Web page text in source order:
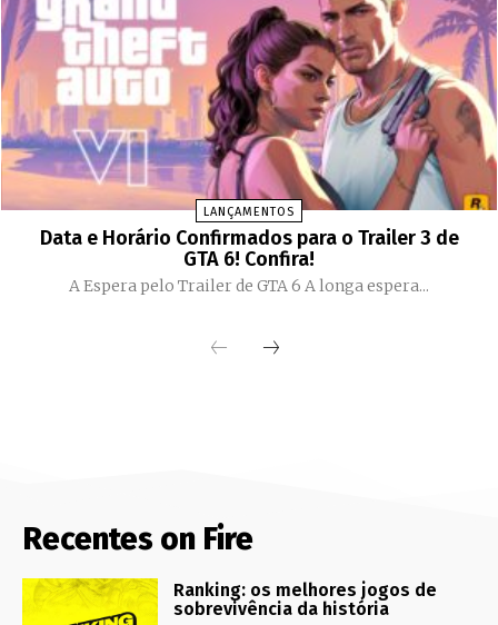
LANÇAMENTOS
Data e Horário Confirmados para o Trailer 3 de
GTA 6! Confira!
A Espera pelo Trailer de GTA 6 A longa espera...
Recentes on Fire
Ranking: os melhores jogos de
sobrevivência da história